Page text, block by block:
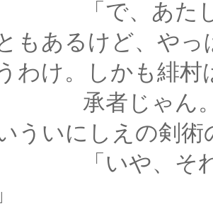
あたしあんた
もあるけど、や
わけ。しかも緋村
ゃん。今や使
ういにしえの剣術
、それはそん